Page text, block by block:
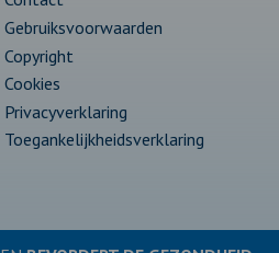
Gebruiksvoorwaarden
Copyright
Cookies
Privacyverklaring
Toegankelijkheidsverklaring